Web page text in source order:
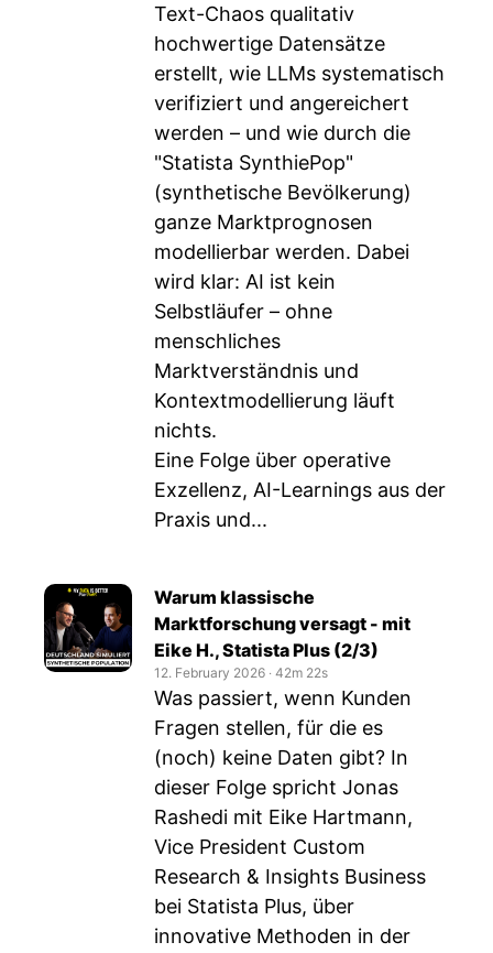
Text-Chaos qualitativ
hochwertige Datensätze
erstellt, wie LLMs systematisch
verifiziert und angereichert
werden – und wie durch die
"Statista SynthiePop"
(synthetische Bevölkerung)
ganze Marktprognosen
modellierbar werden. Dabei
wird klar: AI ist kein
Selbstläufer – ohne
menschliches
Marktverständnis und
Kontextmodellierung läuft
nichts.
Eine Folge über operative
Exzellenz, AI-Learnings aus der
Praxis und...
Warum klassische
Marktforschung versagt - mit
Eike H., Statista Plus (2/3)
12. February 2026 ‧ 42m 22s
Was passiert, wenn Kunden
Fragen stellen, für die es
(noch) keine Daten gibt? In
dieser Folge spricht Jonas
Rashedi mit Eike Hartmann,
Vice President Custom
Research & Insights Business
bei Statista Plus, über
innovative Methoden in der